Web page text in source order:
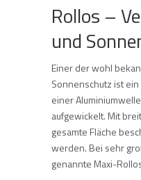
Rollos –
und
Einer der wohl
Sonnenschutz ist
einer
aufgewickelt. Mit
gesamte Fläche
werden. Bei sehr
genannte Maxi-